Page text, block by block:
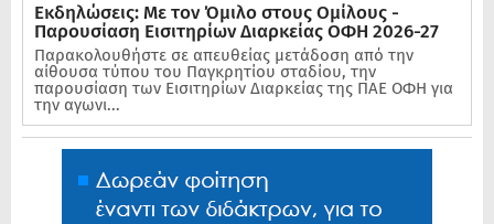
Εκδηλώσεις: Με τον Όμιλο στους Ομίλους -
Παρουσίαση Εισιτηρίων Διαρκείας ΟΦΗ 2026-27
Παρακολουθήστε σε απευθείας μετάδοση από την
αίθουσα τύπου του Παγκρητίου σταδίου, την
παρουσίαση των Εισιτηρίων Διαρκείας της ΠΑΕ ΟΦΗ για
την αγωνι...